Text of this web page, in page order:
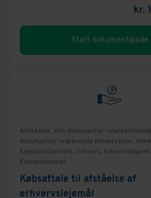
kr.
Start dokumentguide
Afståelse, Alle dokumenter i
dokumenter vedrørende erhvervsleje,
EjendomDanmark, Erhverv,
Erhvervslejeret
Købsaftale til afståelse af
erhvervslejemål